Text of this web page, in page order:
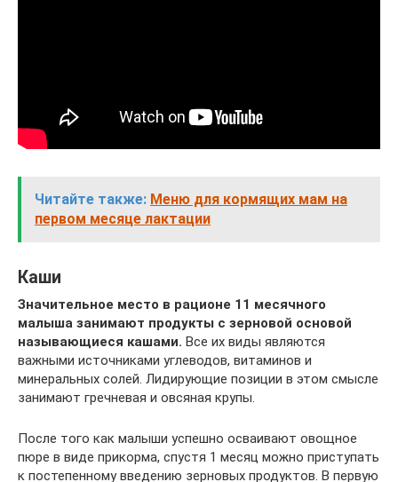
Читайте также: Меню для кормящих мам на
первом месяце лактации
Каши
Значительное место в рационе 11 месячного
малыша занимают продукты с зерновой основой
называющиеся кашами. Все их виды являются
важными источниками углеводов, витаминов и
минеральных солей. Лидирующие позиции в этом смысле
занимают гречневая и овсяная крупы.
После того как малыши успешно осваивают овощное
пюре в виде прикорма, спустя 1 месяц можно приступать
к постепенному введению зерновых продуктов. В первую